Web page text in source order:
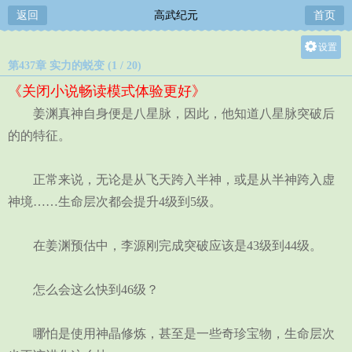
返回 高武纪元 首页
设置
中
第437章 实力的蜕变 (1 / 20)
《关闭小说畅读模式体验更好》
姜渊真神自身便是八星脉，因此，他知道八星脉突破后
的的特征。
正常来说，无论是从飞天跨入半神，或是从半神跨入虚
神境……生命层次都会提升4级到5级。
在姜渊预估中，李源刚完成突破应该是43级到44级。
怎么会这么快到46级？
哪怕是使用神晶修炼，甚至是一些奇珍宝物，生命层次